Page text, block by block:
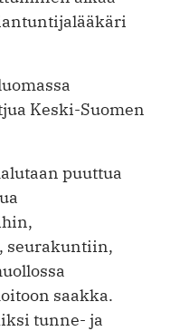
Keski-Suomen
puuttua
seurakuntiin,
saakka.
tunne- ja